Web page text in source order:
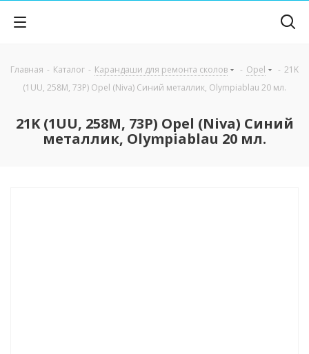
Главная - Каталог - Карандаши для ремонта сколов - Opel - 21K
(1UU, 258M, 73P) Opel (Niva) Синий металлик, Olympiablau 20 мл.
21K (1UU, 258M, 73P) Opel (Niva) Синий
металлик, Olympiablau 20 мл.